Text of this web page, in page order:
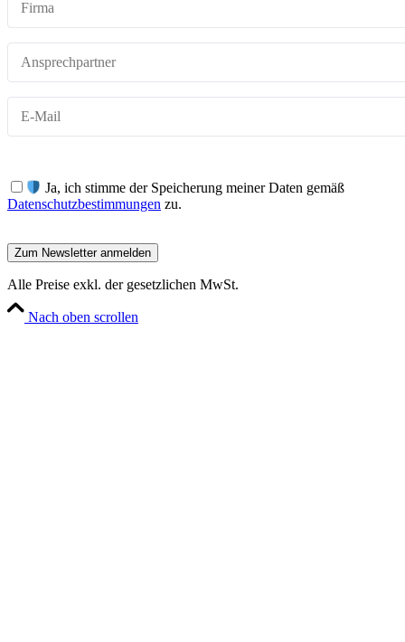
Ja, ich stimme der Speicherung meiner Daten gemäß
Datenschutzbestimmungen zu.
Alle Preise exkl. der gesetzlichen MwSt.
Nach oben scrollen